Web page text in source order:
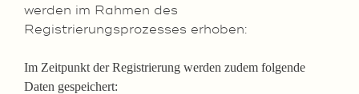
werden im Rahmen des
Registrierungsprozesses erhoben:
Im Zeitpunkt der Registrierung werden zudem folgende
Daten gespeichert: